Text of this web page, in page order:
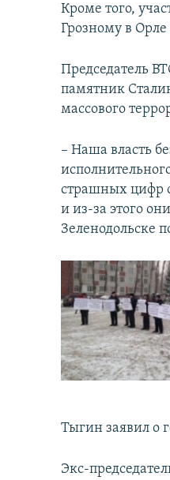
Кроме того,
Грозному в
Председатель
памятник
массового
– Наша власть
страшных цифр
и из-за этого
Зеленодольске
Тыгин заявил о
Экс-